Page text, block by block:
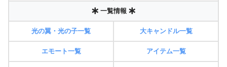
一覧情報
光の翼・光の子一覧 大キャンドル一覧
エモート一覧 アイテム一覧